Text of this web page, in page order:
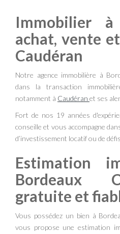
Immobilier
achat, vente
Caudéran
Notre agence immobilière à
dans la transaction
notamment à Caudéran et ses
Fort de nos 19 années
conseille et vous accompagne
d’investissement locatif ou de
Estimation
Bordeaux
gratuite et
Vous possédez un bien à
vous propose une estimation